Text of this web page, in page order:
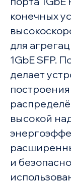
конечных
для
1GbE SFP.
делает
высокой
и